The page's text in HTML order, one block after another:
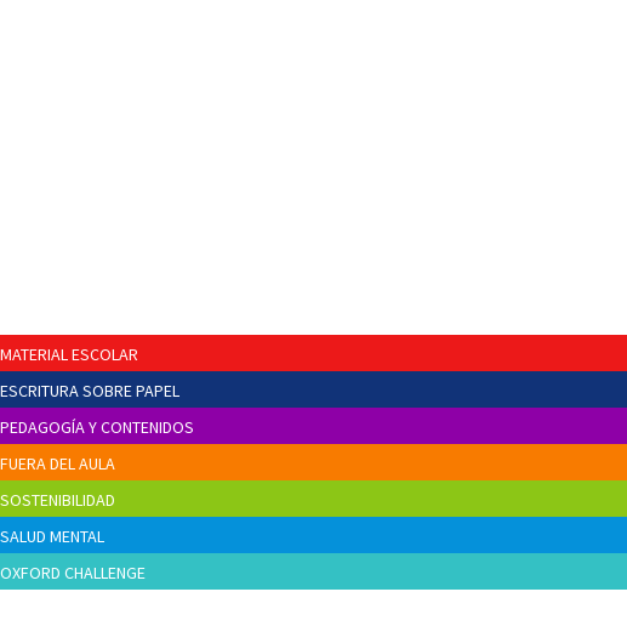
MATERIAL ESCOLAR
ESCRITURA SOBRE PAPEL
PEDAGOGÍA Y CONTENIDOS
FUERA DEL AULA
SOSTENIBILIDAD
SALUD MENTAL
OXFORD CHALLENGE